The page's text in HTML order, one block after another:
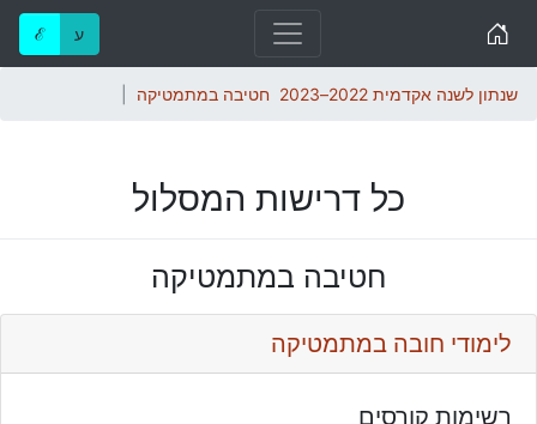
ℰ ע
שנתון לשנה אקדמית 2022–2023 חטיבה במתמטיקה
כל דרישות המסלול
חטיבה במתמטיקה
לימודי חובה במתמטיקה
רשימות קורסים